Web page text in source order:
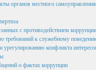
программы
коррупции
органов местного
с противодействием
требований к служебному
урегулированию конфликта
о фактах коррупции